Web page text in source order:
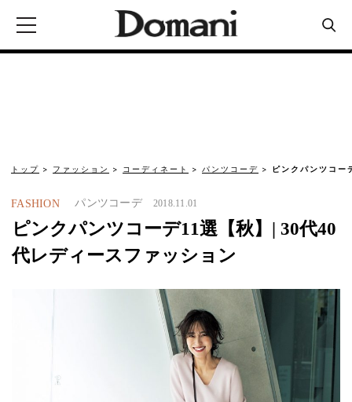
トップ ファッション コーディネート パンツコーデ ピンクパンツコ
FASHION パンツコーデ 2018.11.01
ピンクパンツコーデ11選【秋】| 30代40
代レディースファッション